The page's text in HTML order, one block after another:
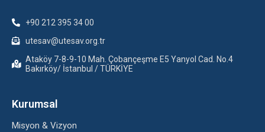
+90 212 395 34 00
utesav@utesav.org.tr
Ataköy 7-8-9-10 Mah. Çobançeşme E5 Yanyol Cad. No.4
Bakırköy/ İstanbul / TÜRKİYE
Kurumsal
Misyon & Vizyon